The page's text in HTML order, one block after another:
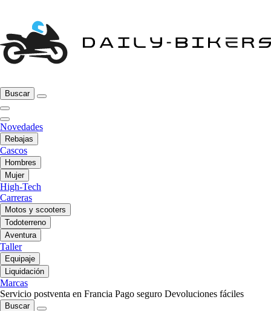
Buscar
Novedades
Rebajas
Cascos
Hombres
Mujer
High-Tech
Carreras
Motos y scooters
Todoterreno
Aventura
Taller
Equipaje
Liquidación
Marcas
Servicio postventa en Francia Pago seguro Devoluciones fáciles
Buscar